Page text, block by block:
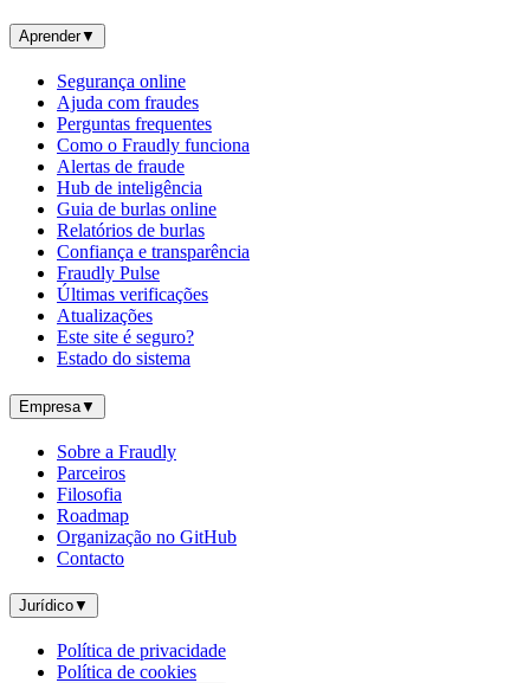
Aprender▼
Segurança online
Ajuda com fraudes
Perguntas frequentes
Como o Fraudly funciona
Alertas de fraude
Hub de inteligência
Guia de burlas online
Relatórios de burlas
Confiança e transparência
Fraudly Pulse
Últimas verificações
Atualizações
Este site é seguro?
Estado do sistema
Empresa▼
Sobre a Fraudly
Parceiros
Filosofia
Roadmap
Organização no GitHub
Contacto
Jurídico▼
Política de privacidade
Política de cookies